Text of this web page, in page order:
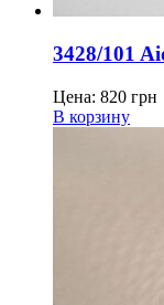
3428/101
Цена: 820 грн
В корзину